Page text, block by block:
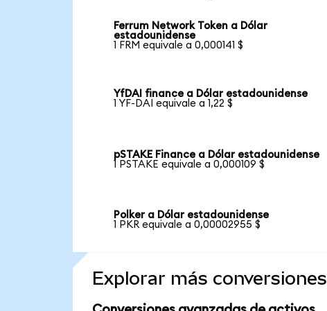
Ferrum Network Token a Dólar
estadounidense
1 FRM equivale a 0,000141 $
YfDAI finance a Dólar estadounidense
1 YF-DAI equivale a 1,22 $
pSTAKE Finance a Dólar estadounidense
1 PSTAKE equivale a 0,000109 $
Polker a Dólar estadounidense
1 PKR equivale a 0,00002955 $
Explorar más conversiones